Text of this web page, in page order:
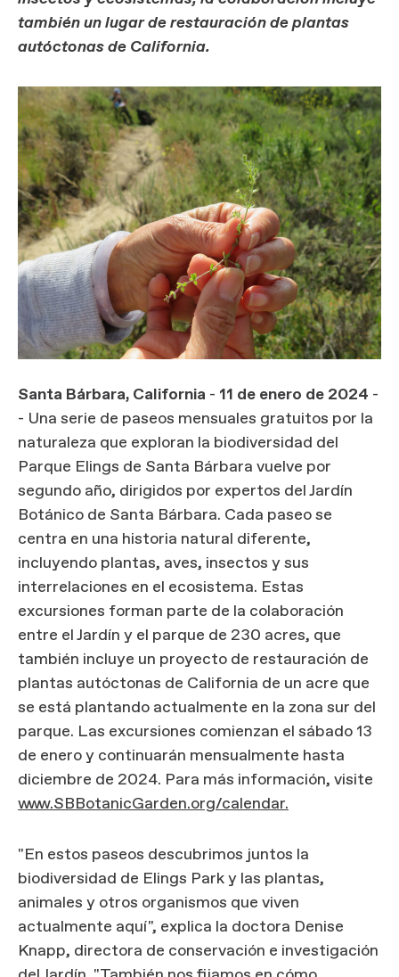
también un lugar de restauración de plantas
autóctonas de California.
Santa Bárbara, California - 11 de enero de 2024 -
- Una serie de paseos mensuales gratuitos por la
naturaleza que exploran la biodiversidad del
Parque Elings de Santa Bárbara vuelve por
segundo año, dirigidos por expertos del Jardín
Botánico de Santa Bárbara. Cada paseo se
centra en una historia natural diferente,
incluyendo plantas, aves, insectos y sus
interrelaciones en el ecosistema. Estas
excursiones forman parte de la colaboración
entre el Jardín y el parque de 230 acres, que
también incluye un proyecto de restauración de
plantas autóctonas de California de un acre que
se está plantando actualmente en la zona sur del
parque. Las excursiones comienzan el sábado 13
de enero y continuarán mensualmente hasta
diciembre de 2024. Para más información, visite
www.SBBotanicGarden.org/calendar.
"En estos paseos descubrimos juntos la
biodiversidad de Elings Park y las plantas,
animales y otros organismos que viven
actualmente aquí", explica la doctora Denise
Knapp, directora de conservación e investigación